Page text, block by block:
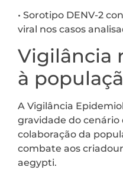
• Sorotipo DENV-2
viral nos casos
Vigilância
à
A Vigilância
gravidade do cenário
colaboração da
combate aos
aegypti.